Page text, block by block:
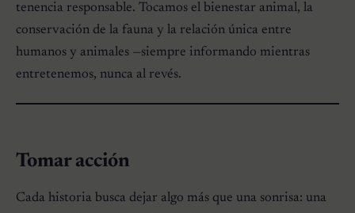
tenencia responsable. Tocamos el bienestar animal, la
conservación de la fauna y la relación única entre
humanos y animales —siempre informando mientras
entretenemos, nunca al revés.
Tomar acción
Cada historia busca dejar algo más que una sonrisa: una